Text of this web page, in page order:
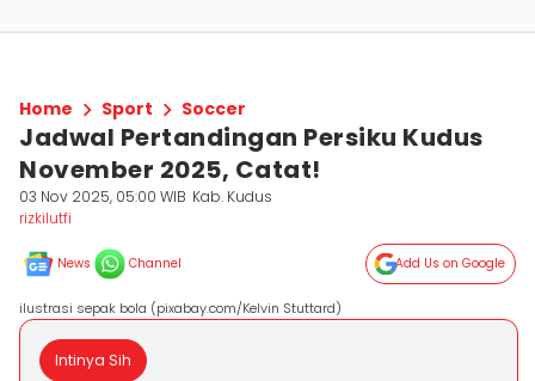
Home Sport Soccer
Jadwal Pertandingan Persiku Kudus
November 2025, Catat!
03 Nov 2025, 05:00 WIB Kab. Kudus
rizkilutfi
News Channel Add Us on Google
ilustrasi sepak bola (pixabay.com/Kelvin Stuttard)
Intinya Sih